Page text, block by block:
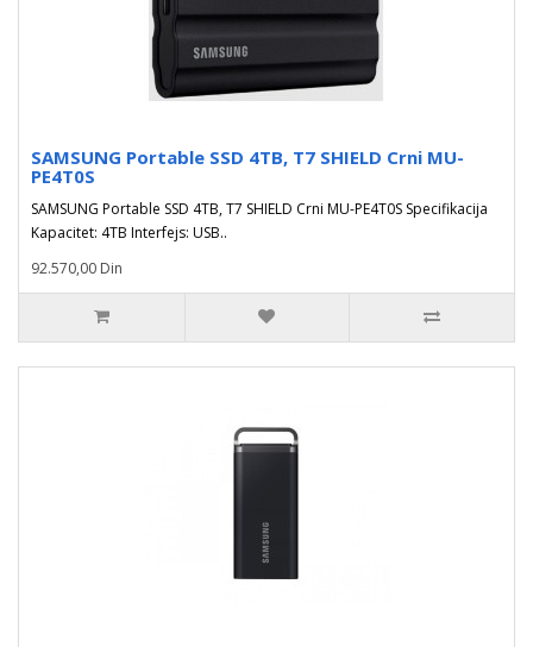
SAMSUNG Portable SSD 4TB, T7 SHIELD Crni MU-
PE4T0S
SAMSUNG Portable SSD 4TB, T7 SHIELD Crni MU-PE4T0S Specifikacija
Kapacitet: 4TB Interfejs: USB..
92.570,00 Din